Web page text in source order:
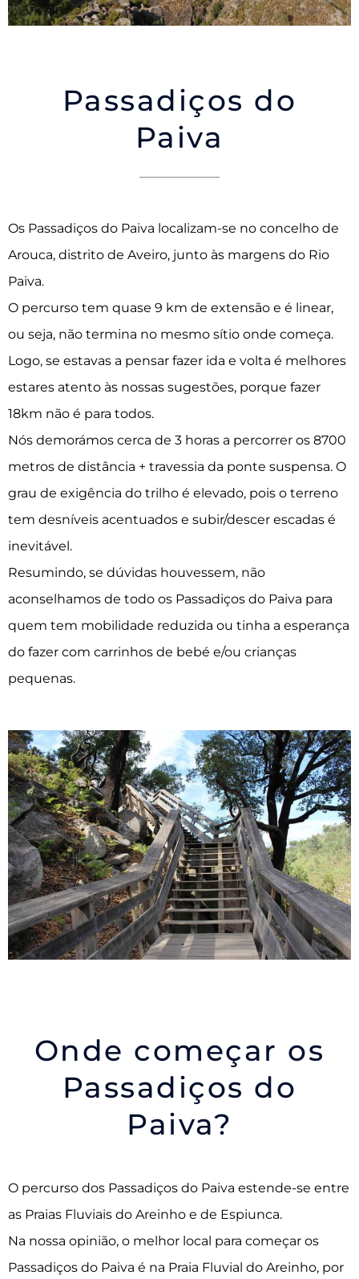
Passadiços do
Paiva
Os Passadiços do Paiva localizam-se no concelho de
Arouca, distrito de Aveiro, junto às margens do Rio
Paiva.
O percurso tem quase 9 km de extensão e é linear,
ou seja, não termina no mesmo sítio onde começa.
Logo, se estavas a pensar fazer ida e volta é melhores
estares atento às nossas sugestões, porque fazer
18km não é para todos.
Nós demorámos cerca de 3 horas a percorrer os 8700
metros de distância + travessia da ponte suspensa. O
grau de exigência do trilho é elevado, pois o terreno
tem desníveis acentuados e subir/descer escadas é
inevitável.
Resumindo, se dúvidas houvessem, não
aconselhamos de todo os Passadiços do Paiva para
quem tem mobilidade reduzida ou tinha a esperança
do fazer com carrinhos de bebé e/ou crianças
pequenas.
Onde começar os
Passadiços do
Paiva?
O percurso dos Passadiços do Paiva estende-se entre
as Praias Fluviais do Areinho e de Espiunca.
Na nossa opinião, o melhor local para começar os
Passadiços do Paiva é na Praia Fluvial do Areinho, por